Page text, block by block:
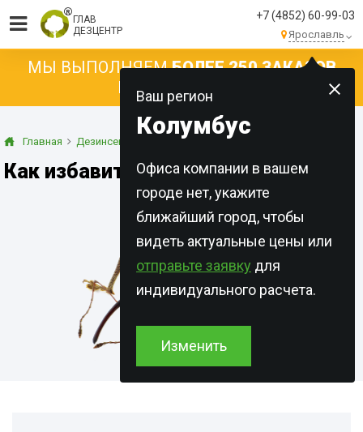
ГЛАВ
ДЕЗЦЕНТР
+7 (4852) 60-99-03
Ярославль
Ваш регион
Колумбус
Офиса компании в вашем
городе нет, укажите
ближайший город, чтобы
видеть актуальные цены или
отправьте заявку для
индивидуального расчета.
Изменить
МЫ ВЫПОЛНЯЕМБОЛЕЕ 250 ЗАКАЗОВ
КАЖДЫЙ ДЕНЬ!
Главная Дезинсекция Долгоносик
Как избавиться от долгоносиков